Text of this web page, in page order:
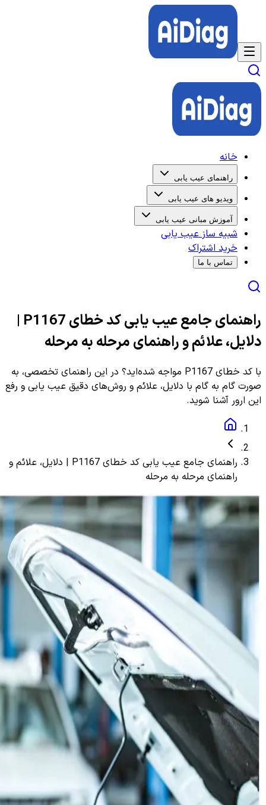
خانه
راهنمای عیب یابی
ویدیو های عیب یابی
آموزش مبانی عیب یابی
شبیه ساز عیب یابی
خرید اشتراک
تماس با ما
راهنمای جامع عیب یابی کد خطای P1167 |
دلایل، علائم و راهنمای مرحله به مرحله
با کد خطای P1167 مواجه شده‌اید؟ در این راهنمای تخصصی، به
صورت گام به گام با دلایل، علائم و روش‌های دقیق عیب یابی و رفع
این ارور آشنا شوید.
راهنمای جامع عیب یابی کد خطای P1167 | دلایل، علائم و
راهنمای مرحله به مرحله